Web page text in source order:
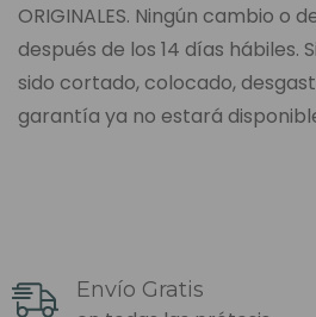
ORIGINALES. Ningún cambio o
después de los 14 días hábiles.
sido cortado, colocado,
garantía ya no estará
Envío Gratis